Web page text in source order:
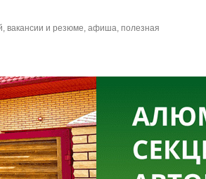
вакансии и резюме, афиша, полезная